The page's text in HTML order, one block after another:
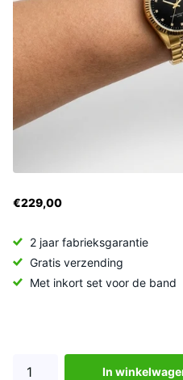
€229,00
2 jaar fabrieksgarantie
Gratis verzending
Met inkort set voor de band
In